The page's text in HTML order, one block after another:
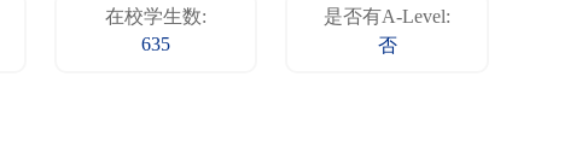
在校学生数:
635
是否有A-Level:
否